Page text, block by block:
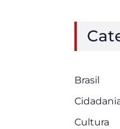
Brasil
Cultura